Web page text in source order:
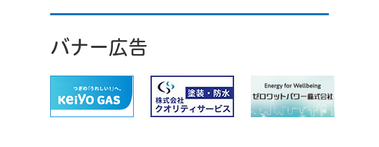
バナー広告